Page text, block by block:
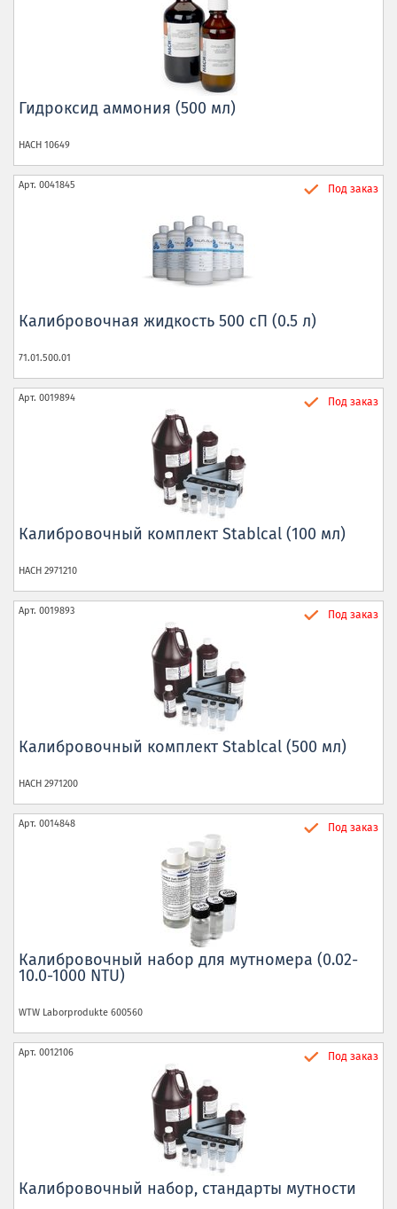
Гидроксид аммония (500 мл)
HACH 10649
Арт. 0041845 Под заказ
Калибровочная жидкость 500 сП (0.5 л)
71.01.500.01
Арт. 0019894 Под заказ
Калибровочный комплект Stablcal (100 мл)
HACH 2971210
Арт. 0019893 Под заказ
Калибровочный комплект Stablcal (500 мл)
HACH 2971200
Арт. 0014848 Под заказ
Калибровочный набор для мутномера (0.02-
10.0-1000 NTU)
WTW Laborprodukte 600560
Арт. 0012106 Под заказ
Калибровочный набор, стандарты мутности